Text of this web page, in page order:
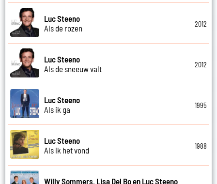
Luc Steeno
Als de rozen
2012
Luc Steeno
Als de sneeuw valt
2012
Luc Steeno
Als ik ga
1995
Luc Steeno
Als ik het vond
1988
Willy Sommers, Lisa Del Bo en Luc Steeno